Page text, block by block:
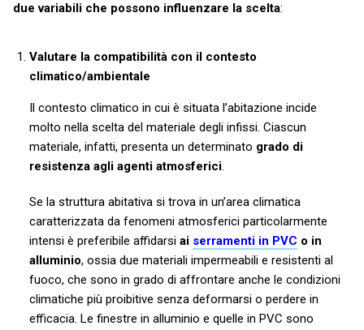
due variabili che possono influenzare la scelta:
Valutare la compatibilità con il contesto
climatico/ambientale
Il contesto climatico in cui è situata l’abitazione incide
molto nella scelta del materiale degli infissi. Ciascun
materiale, infatti, presenta un determinato grado di
resistenza agli agenti atmosferici.
Se la struttura abitativa si trova in un’area climatica
caratterizzata da fenomeni atmosferici particolarmente
intensi è preferibile affidarsi ai serramenti in PVC o in
alluminio, ossia due materiali impermeabili e resistenti al
fuoco, che sono in grado di affrontare anche le condizioni
climatiche più proibitive senza deformarsi o perdere in
efficacia. Le finestre in alluminio e quelle in PVC sono